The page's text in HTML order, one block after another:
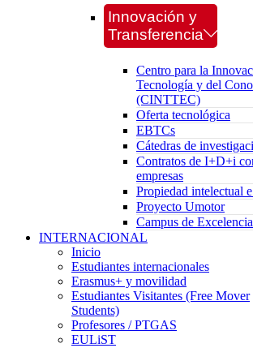
Innovación y
Transferencia
Centro para la
Tecnología y del
(CINTTEC)
Oferta tecnológica
EBTCs
Cátedras de
Contratos de I+D+i
empresas
Propiedad intelectual
Proyecto Umotor
Campus de
INTERNACIONAL
Inicio
Estudiantes internacionales
Erasmus+ y movilidad
Estudiantes Visitantes (Free Mover
Students)
Profesores / PTGAS
EULiST